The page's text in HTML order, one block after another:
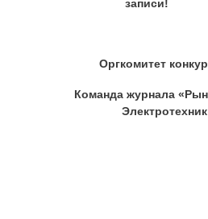
записи!
Оргкомитет
Команда журнала